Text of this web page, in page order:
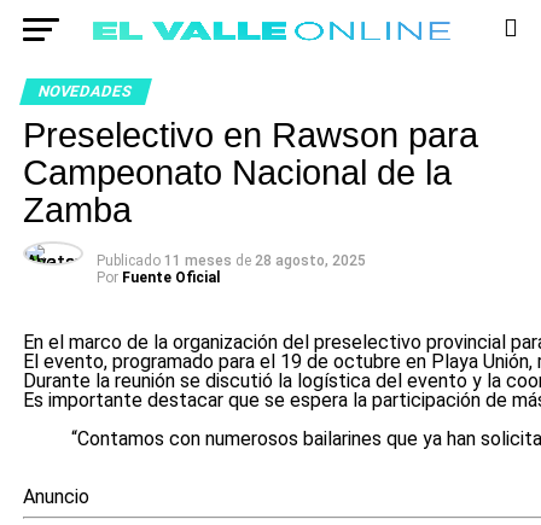
NOVEDADES
Preselectivo en Rawson para
Campeonato Nacional de la
Zamba
Publicado 11 meses de 28 agosto, 2025
Por Fuente Oficial
En el marco de la organización del preselectivo provincial
El evento, programado para el 19 de octubre en Playa
Durante la reunión se discutió la logística del evento y la
Es importante destacar que se espera la participación de
“Contamos con numerosos bailarines que ya han
Anuncio